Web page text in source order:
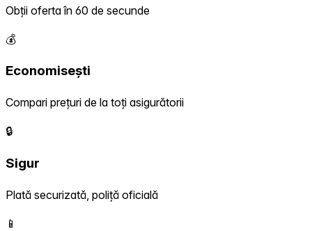
Obții oferta în 60 de secunde
💰
Economisești
Compari prețuri de la toți asigurătorii
🔒
Sigur
Plată securizată, poliță oficială
📱